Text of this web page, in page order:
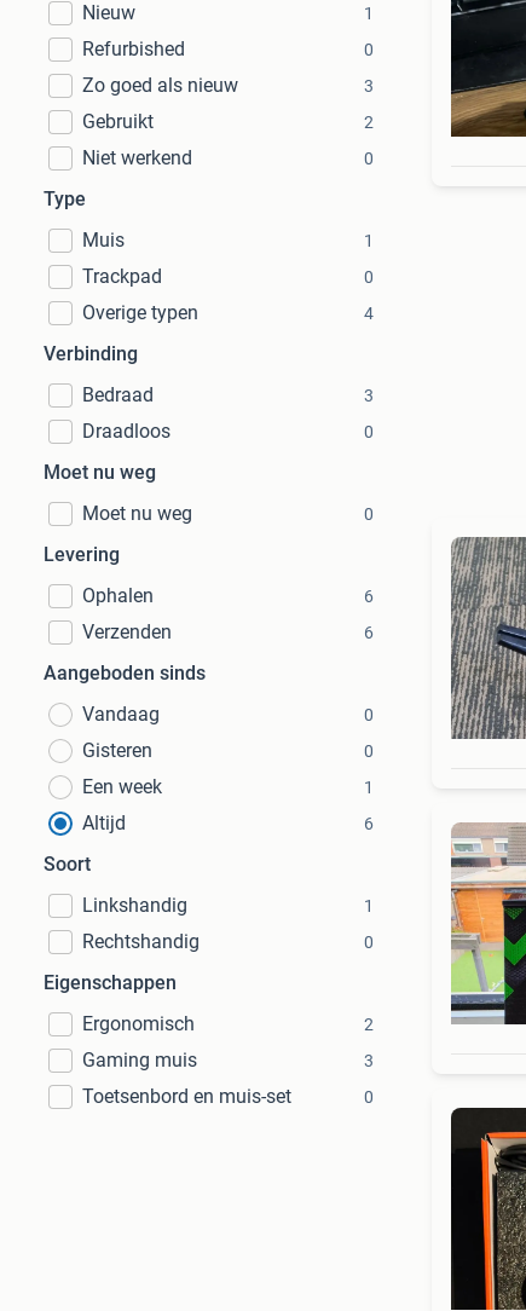
Nieuw
1
Refurbished 0
Zo goed als nieuw 3
Gebruikt 2
Niet werkend 0
Type
Muis
1
Trackpad 0
Overige typen 4
Verbinding
Bedraad
3
Draadloos 0
Moet nu weg
Moet nu weg
0
Levering
Ophalen
6
Verzenden 6
Aangeboden sinds
Vandaag
0
Gisteren 0
Een week 1
Altijd 6
Soort
Linkshandig
1
Rechtshandig 0
Eigenschappen
Ergonomisch
2
Gaming muis 3
Toetsenbord en muis-set 0